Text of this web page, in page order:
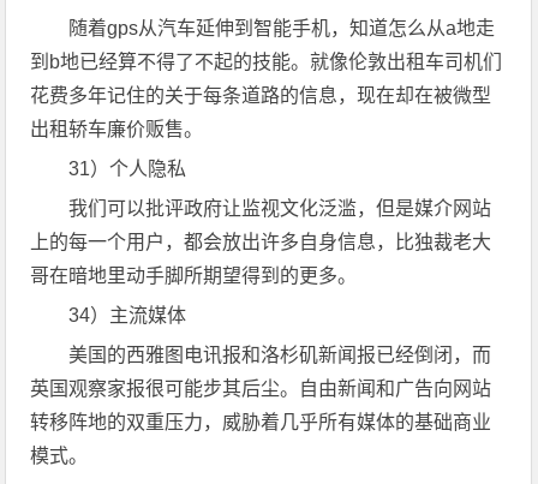
随着gps从汽车延伸到智能手机，知道怎么从a地走
到b地已经算不得了不起的技能。就像伦敦出租车司机们
花费多年记住的关于每条道路的信息，现在却在被微型
出租轿车廉价贩售。
31）个人隐私
我们可以批评政府让监视文化泛滥，但是媒介网站
上的每一个用户，都会放出许多自身信息，比独裁老大
哥在暗地里动手脚所期望得到的更多。
34）主流媒体
美国的西雅图电讯报和洛杉矶新闻报已经倒闭，而
英国观察家报很可能步其后尘。自由新闻和广告向网站
转移阵地的双重压力，威胁着几乎所有媒体的基础商业
模式。